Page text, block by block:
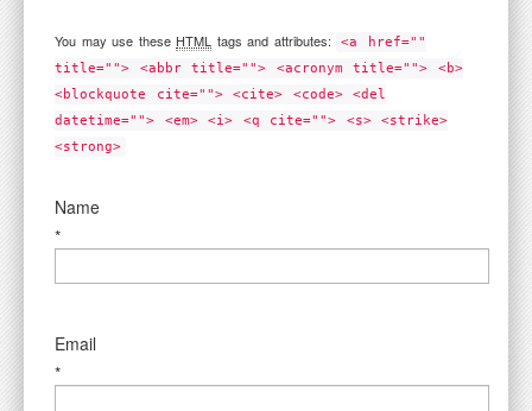
You may use these HTML tags and attributes:
<a href=""
title=""> <abbr title=""> <acronym title=""> <b>
<blockquote cite=""> <cite> <code> <del
datetime=""> <em> <i> <q cite=""> <s> <strike>
<strong>
Name
*
Email
*